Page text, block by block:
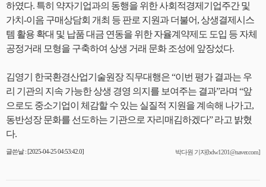
하였다. 특히 약자기업과의 동행을 위한 사회적경제기업주간 및
가치-이음 구매상담회 개최 등 판로 지원과 더불어, 상생결제시스
템 활용 확대 및 납품 대금 연동을 위한 자율계약제도 도입 등 자체
공정거래 모형을 구축하여 상생 거래 문화 조성에 앞장섰다.
김영기 한국환경산업기술원장 직무대행은 “이번 평가 결과는 우
리 기관의 지속 가능한 상생 경영 의지를 보여주는 결과”라며 “앞
으로도 중소기업이 체감할 수 있는 실질적 지원을 계속해 나가고,
동반성장 문화를 선도하는 기관으로 자리매김하겠다” 라고 밝혔
다.
글쓴날 : [2025-04-25 04:53:42.0] 박다원 기자[bdw1201@naver.com]